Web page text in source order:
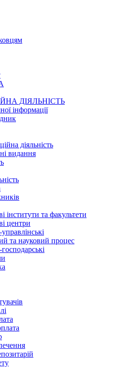
ДІЯЛЬНІСТЬ
інформації
діяльність
видання
інститути та факультети
центри
та науковий процес